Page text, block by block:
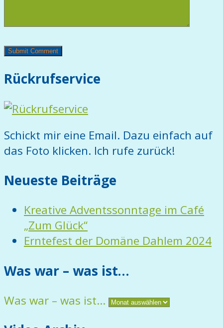
Rückrufservice
Schickt mir eine Email. Dazu einfach auf
das Foto klicken. Ich rufe zurück!
Neueste Beiträge
Kreative Adventssonntage im Café
„Zum Glück“
Erntefest der Domäne Dahlem 2024
Was war – was ist…
Was war – was ist…